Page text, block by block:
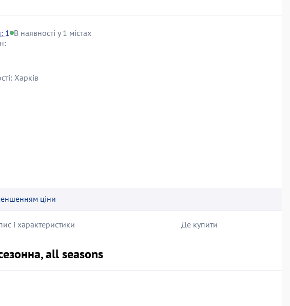
1 В наявності у 1 містах
Харків
ціни
і характеристики Де купити
all seasons